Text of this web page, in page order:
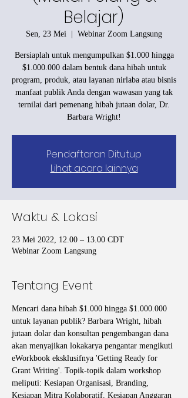
Belajar)
Sen, 23 Mei
  |
Webinar Zoom Langsung
Bersiaplah untuk mengumpulkan $1.000 hingga
$1.000.000 dalam bentuk dana hibah untuk
program, produk, atau layanan nirlaba atau bisnis
manfaat publik Anda dengan wawasan yang tak
ternilai dari pemenang hibah jutaan dolar, Dr.
Barbara Wright!
Pendaftaran Ditutup
Lihat acara lainnya
Waktu & Lokasi
23 Mei 2022, 12.00 – 13.00 CDT
Webinar Zoom Langsung
Tentang Event
Mencari dana hibah $1.000 hingga $1.000.000
untuk layanan publik? Barbara Wright, hibah
jutaan dolar dan konsultan pengembangan dana
akan menyajikan lokakarya pengantar mengikuti
eWorkbook eksklusifnya 'Getting Ready for
Grant Writing'. Topik-topik dalam workshop
meliputi: Kesiapan Organisasi, Branding,
Kesiapan Mitra Kolaboratif, Kesiapan Anggaran